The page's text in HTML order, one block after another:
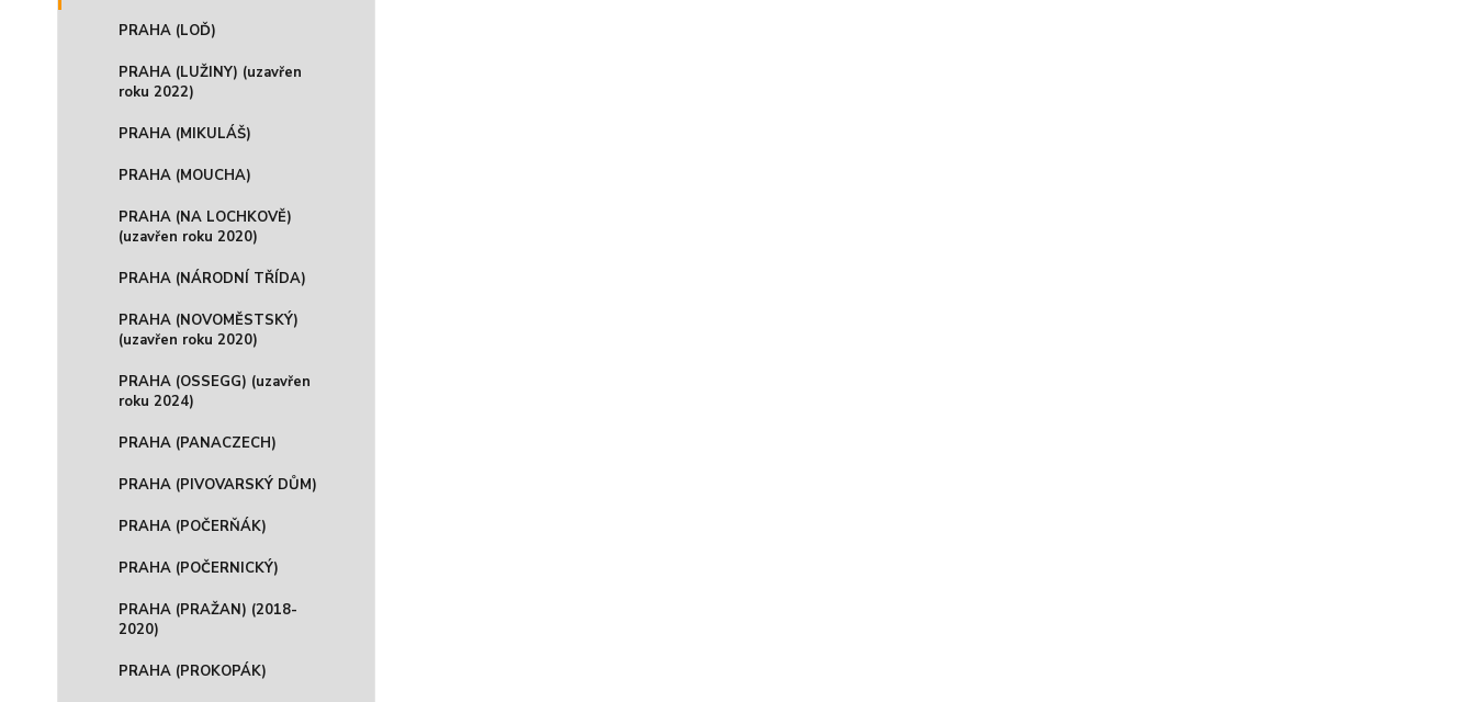
PRAHA (LOĎ)
PRAHA (LUŽINY) (uzavřen
roku 2022)
PRAHA (MIKULÁŠ)
PRAHA (MOUCHA)
PRAHA (NA LOCHKOVĚ)
(uzavřen roku 2020)
PRAHA (NÁRODNÍ TŘÍDA)
PRAHA (NOVOMĚSTSKÝ)
(uzavřen roku 2020)
PRAHA (OSSEGG) (uzavřen
roku 2024)
PRAHA (PANACZECH)
PRAHA (PIVOVARSKÝ DŮM)
PRAHA (POČERŇÁK)
PRAHA (POČERNICKÝ)
PRAHA (PRAŽAN) (2018-
2020)
PRAHA (PROKOPÁK)